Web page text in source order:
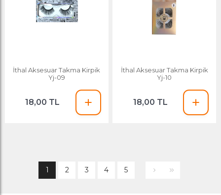
İthal Aksesuar Takma Kirpik
Yj-09
18,00 TL
İthal Aksesuar Takma Kirpik
Yj-10
18,00 TL
1 2 3 4 5